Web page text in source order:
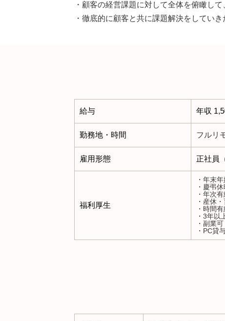
・顧客の経営課題に対して全体を俯瞰し
・徹底的に顧客と共に課題解決をしていき
給与 年収 1,5
勤務地・時間 フルリ
雇用形態 正社員
福利厚生
・年末
・慶弔休
・年次
・産休
・時間
・3年以
・副業可
・PC貸